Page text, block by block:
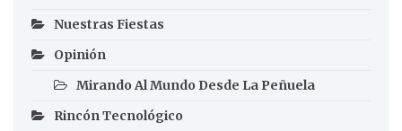
Nuestras Fiestas
Opinión
Mirando Al Mundo Desde La Peñuela
Rincón Tecnológico